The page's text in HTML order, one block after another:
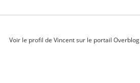
Voir le profil de Vincentsur le portail Overblog